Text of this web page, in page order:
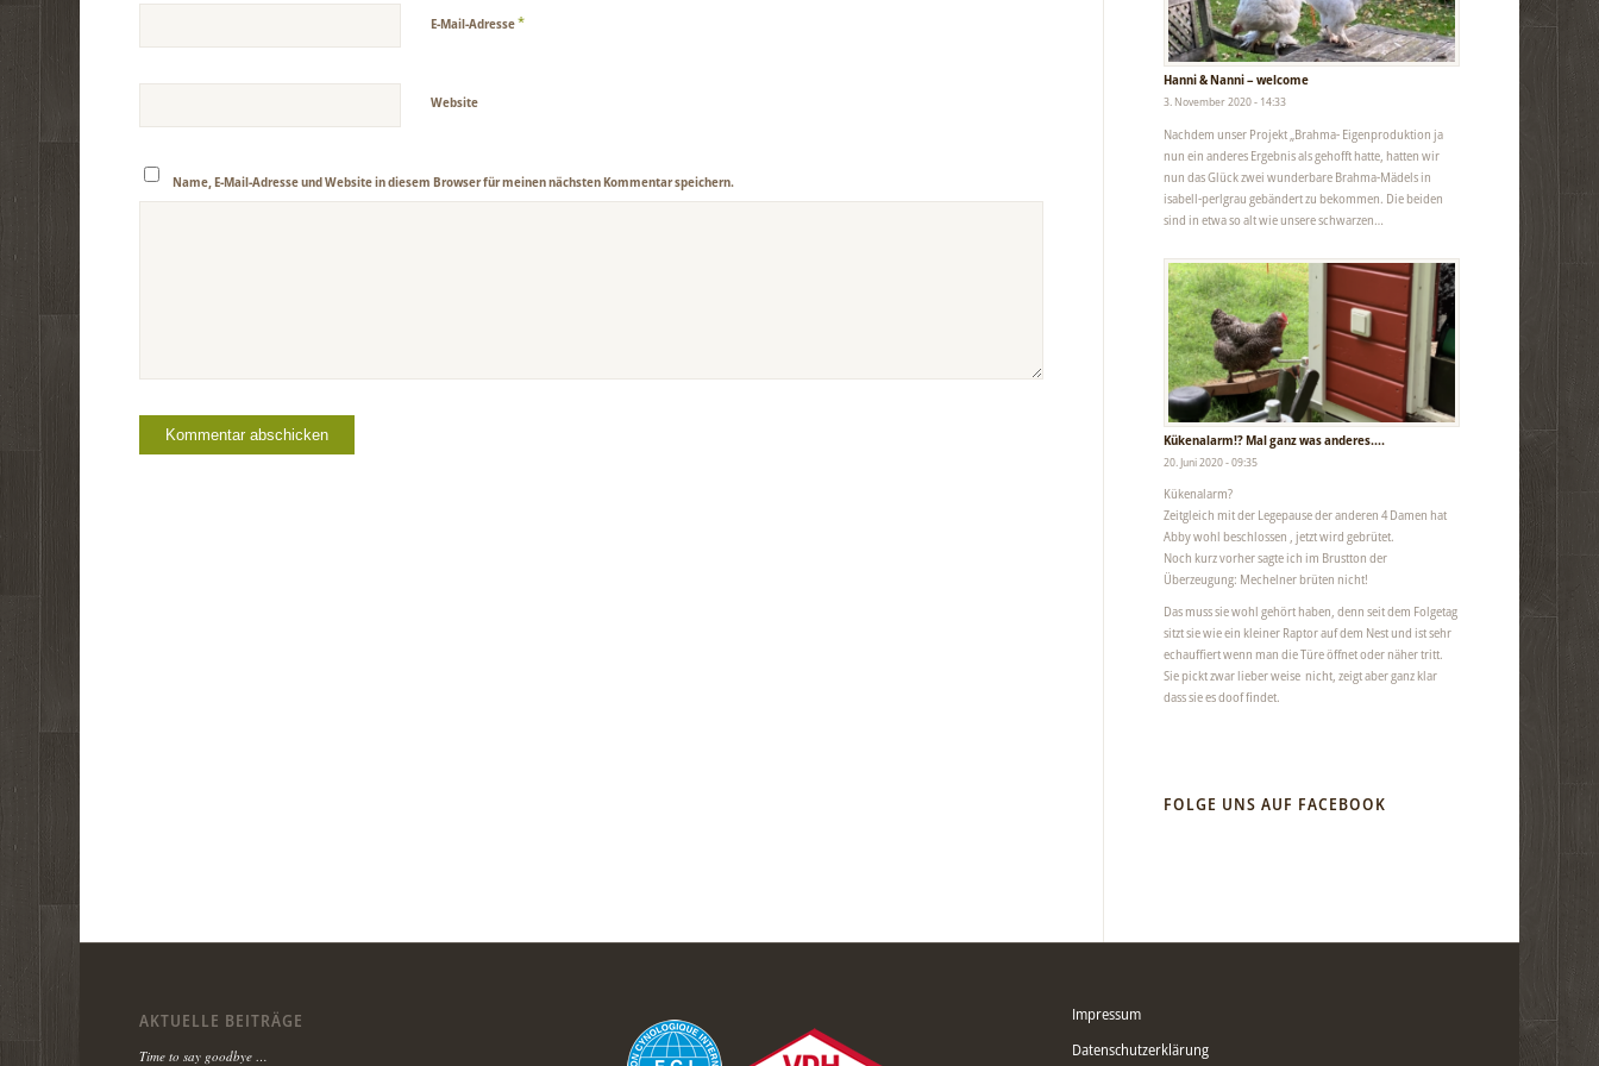
E-Mail-Adresse*
Website
Name, E-Mail-Adresse und Website in diesem Browser für meinen nächsten Kommentar speichern.
Hanni & Nanni – welcome
3. November 2020 - 14:33
Nachdem unser Projekt „Brahma- Eigenproduktion ja
nun ein anderes Ergebnis als gehofft hatte, hatten wir
nun das Glück zwei wunderbare Brahma-Mädels in
isabell-perlgrau gebändert zu bekommen. Die beiden
sind in etwa so alt wie unsere schwarzen…
Kükenalarm!? Mal ganz was anderes….
20. Juni 2020 - 09:35
Kükenalarm?
Zeitgleich mit der Legepause der anderen 4 Damen hat
Abby wohl beschlossen , jetzt wird gebrütet.
Noch kurz vorher sagte ich im Brustton der
Überzeugung: Mechelner brüten nicht!
Das muss sie wohl gehört haben, denn seit dem Folgetag
sitzt sie wie ein kleiner Raptor auf dem Nest und ist sehr
echauffiert wenn man die Türe öffnet oder näher tritt.
Sie pickt zwar lieber weise nicht, zeigt aber ganz klar
dass sie es doof findet.
FOLGE UNS AUF FACEBOOK
AKTUELLE BEITRÄGE
Time to say goodbye …
Impressum
Datenschutzerklärung